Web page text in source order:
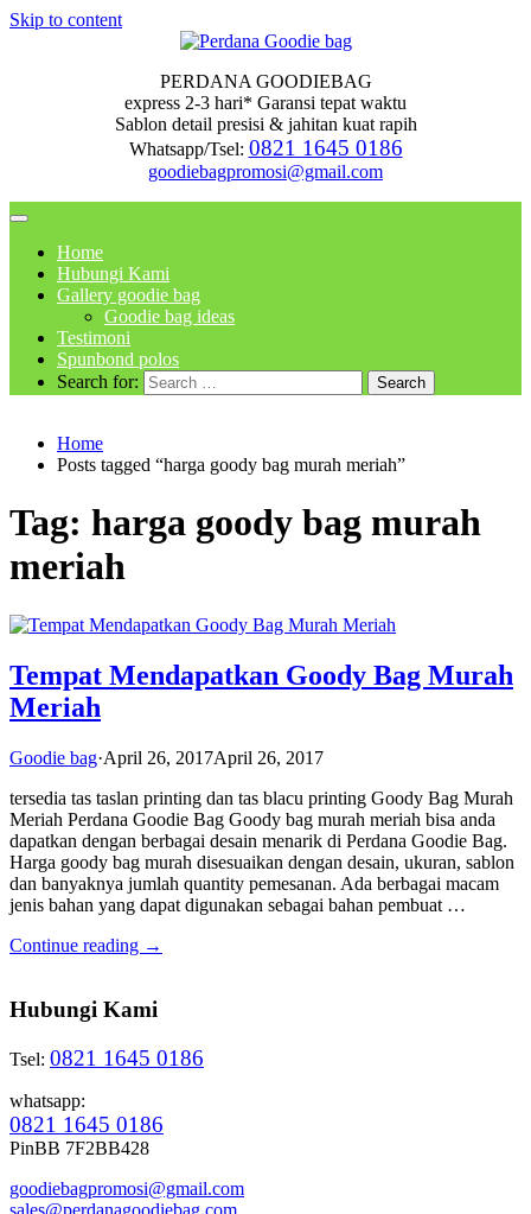
Skip to content
PERDANA GOODIEBAG
express 2-3 hari* Garansi tepat waktu
Sablon detail presisi & jahitan kuat rapih
Whatsapp/Tsel: 0821 1645 0186
goodiebagpromosi@gmail.com
Home
Hubungi Kami
Gallery goodie bag
Goodie bag ideas
Testimoni
Spunbond polos
Search for:
Home
Posts tagged “harga goody bag murah meriah”
Tag: harga goody bag murah
meriah
Tempat Mendapatkan Goody Bag Murah
Meriah
Goodie bag·April 26, 2017April 26, 2017
tersedia tas taslan printing dan tas blacu printing Goody Bag Murah
Meriah Perdana Goodie Bag Goody bag murah meriah bisa anda
dapatkan dengan berbagai desain menarik di Perdana Goodie Bag.
Harga goody bag murah disesuaikan dengan desain, ukuran, sablon
dan banyaknya jumlah quantity pemesanan. Ada berbagai macam
jenis bahan yang dapat digunakan sebagai bahan pembuat …
Continue reading →
Hubungi Kami
Tsel: 0821 1645 0186
whatsapp:
0821 1645 0186
PinBB 7F2BB428
goodiebagpromosi@gmail.com